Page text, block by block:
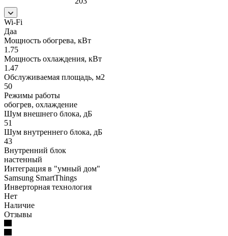
Wi-Fi
Даа
Мощность обогрева, кВт
1.75
Мощность охлаждения, кВт
1.47
Обслуживаемая площадь, м2
50
Режимы работы
обогрев, охлаждение
Шум внешнего блока, дБ
51
Шум внутреннего блока, дБ
43
Внутренний блок
настенный
Интеграция в "умный дом"
Samsung SmartThings
Инверторная технология
Нет
Наличие
Отзывы